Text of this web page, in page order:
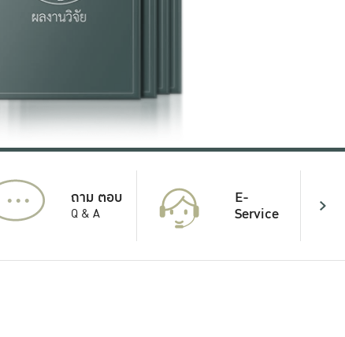
... ถาม ตอบ
Q & A
E-
Service